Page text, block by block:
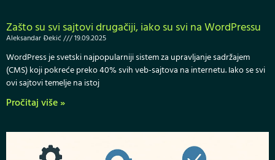
Zašto su svi sajtovi drugačiji, iako su svi na WordPressu
Aleksandar Đekić 19.09.2025
WordPress je svetski najpopularniji sistem za upravljanje sadržajem
(CMS) koji pokreće preko 40% svih veb-sajtova na internetu. Iako se svi
ovi sajtovi temelje na istoj
Pročitaj više »